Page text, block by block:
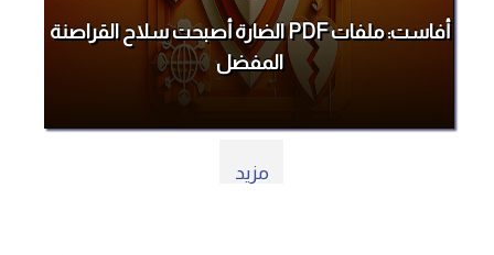
أفاست: ملفات PDF الضارة أصبحت سلاح القراصنة
المفضل
مزيد